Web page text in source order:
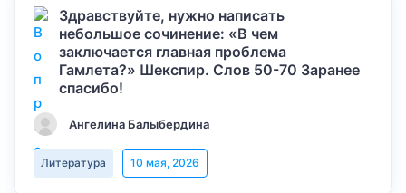
Здравствуйте, нужно написать
небольшое сочинение: «В чем
заключается главная проблема
Гамлета?» Шекспир. Слов 50-70 Заранее
спасибо!
Ангелина Балыбердина
Литература 10 мая, 2026